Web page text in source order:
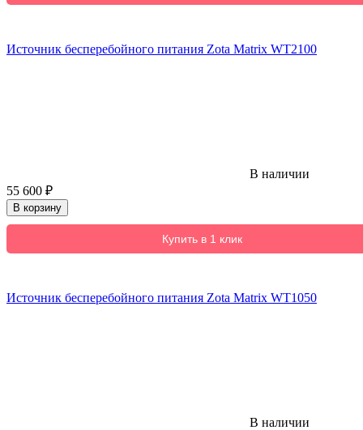
Источник бесперебойного питания Zota Matrix WT2100
В наличии
55 600 ₽
В корзину
Купить в 1 клик
Источник бесперебойного питания Zota Matrix WT1050
В наличии